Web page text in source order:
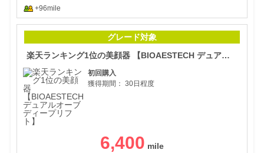
+96mile
グレード対象
楽天ランキング1位の美顔器 【BIOAESTECH デュアルオーブディープリフト】
初回購入
獲得期間： 30日程度
6,400